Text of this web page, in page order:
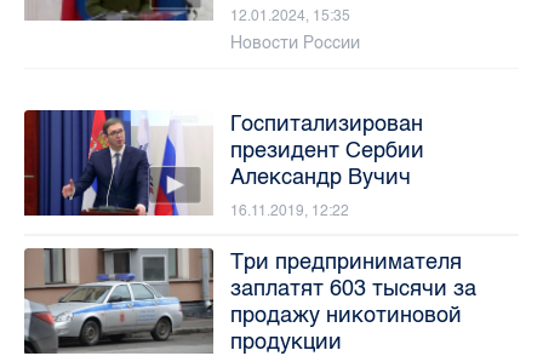
12.01.2024, 15:35
Новости России
Госпитализирован
президент Сербии
Александр Вучич
16.11.2019, 12:22
Три предпринимателя
заплатят 603 тысячи за
продажу никотиновой
продукции